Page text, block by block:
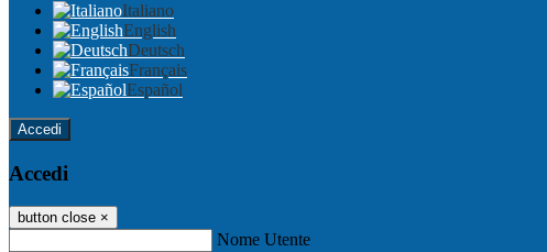
Italiano
English
Deutsch
Français
Español
Accedi
Accedi
button close ×
Nome Utente